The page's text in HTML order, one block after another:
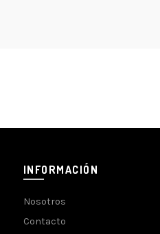
INFORMACIÓN
Nosotros
Contacto